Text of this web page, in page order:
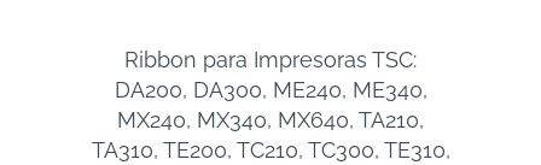
Ribbon para Impresoras TSC:
DA200, DA300, ME240, ME340,
MX240, MX340, MX640, TA210,
TA310, TE200, TC210, TC300, TE310,